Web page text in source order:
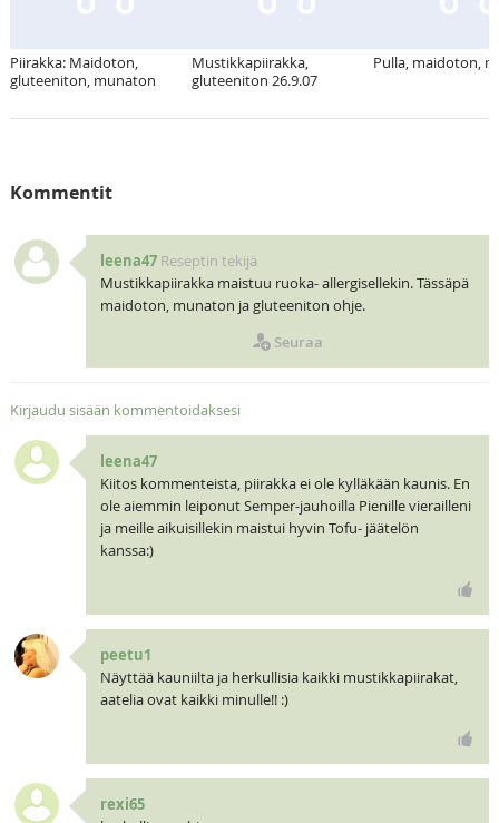
Piirakka: Maidoton,
gluteeniton, munaton
Mustikkapiirakka,
gluteeniton 26.9.07
Pulla, maidoton,
Kommentit
leena47 Reseptin tekijä
Mustikkapiirakka maistuu ruoka- allergisellekin. Tässäpä
maidoton, munaton ja gluteeniton ohje.
Seuraa
Kirjaudu sisään kommentoidaksesi
leena47
Kiitos kommenteista, piirakka ei ole kylläkään kaunis. En
ole aiemmin leiponut Semper-jauhoilla Pienille vierailleni
ja meille aikuisillekin maistui hyvin Tofu- jäätelön
kanssa:)
peetu1
Näyttää kauniilta ja herkullisia kaikki mustikkapiirakat,
aatelia ovat kaikki minulle!! :)
rexi65